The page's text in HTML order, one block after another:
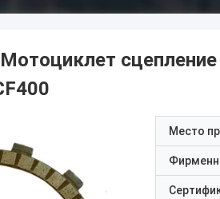
Мотоциклет
Место